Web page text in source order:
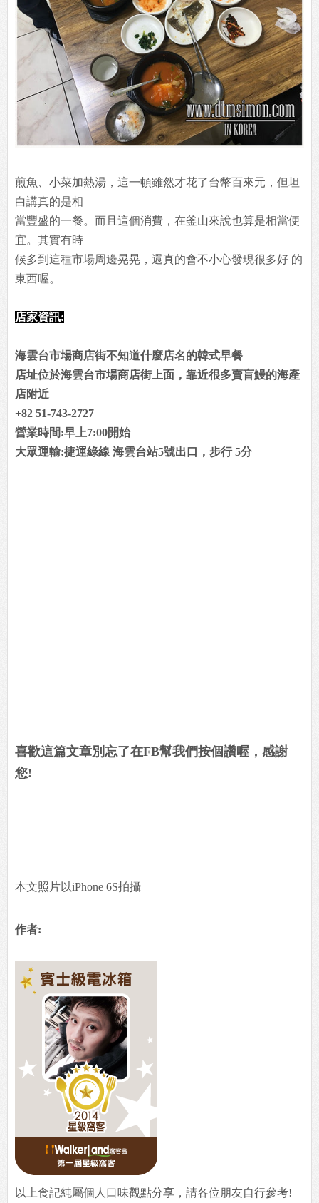
煎魚、小菜加熱湯，這一頓雖然才花了台幣百來元，但坦
白講真的是相
當豐盛的一餐。而且這個消費，在釜山來說也算是相當便
宜。其實有時
候多到這種市場周邊晃晃，還真的會不小心發現很多好 的
東西喔。
店家資訊:
海雲台市場商店街不知道什麼店名的韓式早餐
店址位於海雲台市場商店街上面，靠近很多賣盲鰻的海產
店附近
+82 51-743-2727
營業時間:早上7:00開始
大眾運輸:捷運綠線 海雲台站5號出口，步行 5分
喜歡這篇文章別忘了在FB幫我們按個讚喔，感謝
您!
本文照片以iPhone 6S拍攝
作者:
以上食記純屬個人口味觀點分享，請各位朋友自行參考!